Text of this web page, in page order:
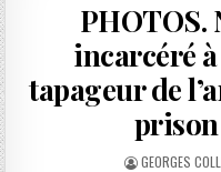
PHOTOS.
incarcéré
tapageur de
prison
AUTHOR:
GEORGES